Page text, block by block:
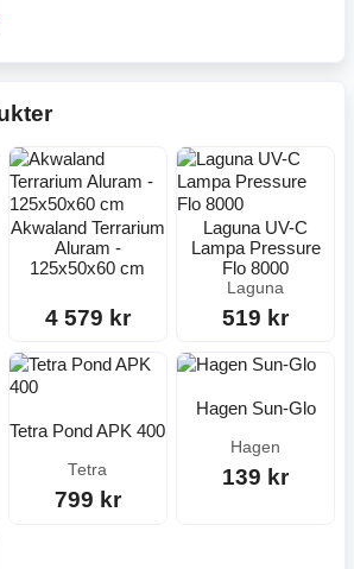
Akwaland Terrarium
Aluram -
125x50x60 cm
4 579 kr
Laguna UV-C
Lampa Pressure
Flo 8000
Laguna
519 kr
Tetra Pond APK 400
Tetra
799 kr
Hagen Sun-Glo
Hagen
139 kr